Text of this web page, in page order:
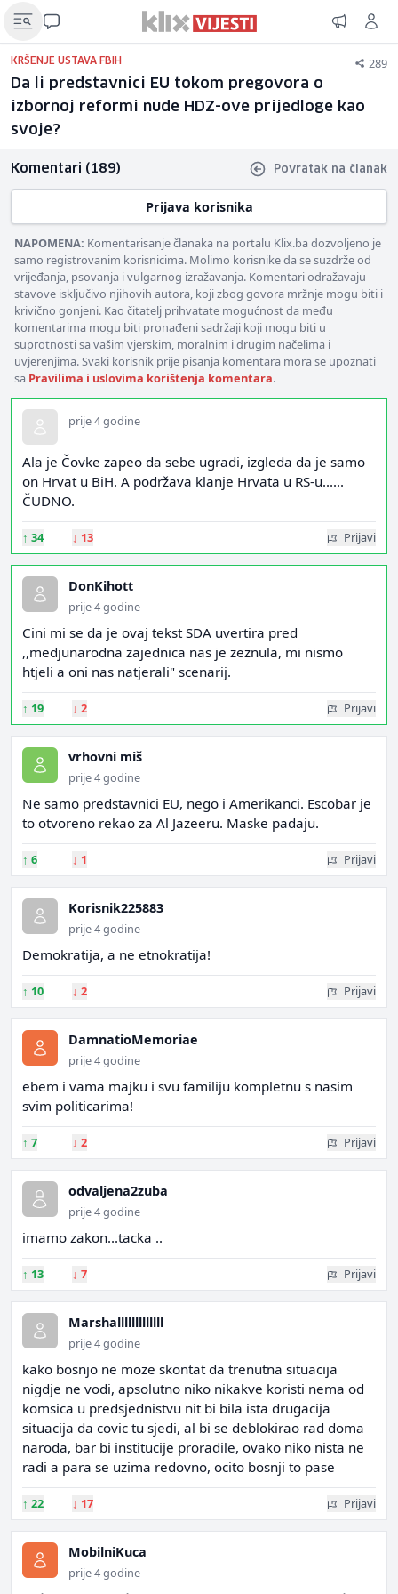
KRŠENJE USTAVA FBIH 289
Da li predstavnici EU tokom pregovora o
izbornoj reformi nude HDZ-ove prijedloge kao
svoje?
Komentari (189) Povratak na članak
Prijava korisnika
NAPOMENA: Komentarisanje članaka na portalu Klix.ba dozvoljeno je
samo registrovanim korisnicima. Molimo korisnike da se suzdrže od
vrijeđanja, psovanja i vulgarnog izražavanja. Komentari odražavaju
stavove isključivo njihovih autora, koji zbog govora mržnje mogu biti i
krivično gonjeni. Kao čitatelj prihvatate mogućnost da među
komentarima mogu biti pronađeni sadržaji koji mogu biti u
suprotnosti sa vašim vjerskim, moralnim i drugim načelima i
uvjerenjima. Svaki korisnik prije pisanja komentara mora se upoznati
sa Pravilima i uslovima korištenja komentara.
prije 4 godine
Ala je Čovke zapeo da sebe ugradi, izgleda da je samo
on Hrvat u BiH. A podržava klanje Hrvata u RS-u......
ČUDNO.
↑ 34 ↓ 13 Prijavi
DonKihott
prije 4 godine
Cini mi se da je ovaj tekst SDA uvertira pred
,,medjunarodna zajednica nas je zeznula, mi nismo
htjeli a oni nas natjerali" scenarij.
↑ 19 ↓ 2 Prijavi
vrhovni miš
prije 4 godine
Ne samo predstavnici EU, nego i Amerikanci. Escobar je
to otvoreno rekao za Al Jazeeru. Maske padaju.
↑ 6 ↓ 1 Prijavi
Korisnik225883
prije 4 godine
Demokratija, a ne etnokratija!
↑ 10 ↓ 2 Prijavi
DamnatioMemoriae
prije 4 godine
ebem i vama majku i svu familiju kompletnu s nasim
svim politicarima!
↑ 7 ↓ 2 Prijavi
odvaljena2zuba
prije 4 godine
imamo zakon...tacka ..
↑ 13 ↓ 7 Prijavi
Marshalllllllllllll
prije 4 godine
kako bosnjo ne moze skontat da trenutna situacija
nigdje ne vodi, apsolutno niko nikakve koristi nema od
komsica u predsjednistvu nit bi bila ista drugacija
situacija da covic tu sjedi, al bi se deblokirao rad doma
naroda, bar bi institucije proradile, ovako niko nista ne
radi a para se uzima redovno, ocito bosnji to pase
↑ 22 ↓ 17 Prijavi
MobilniKuca
prije 4 godine